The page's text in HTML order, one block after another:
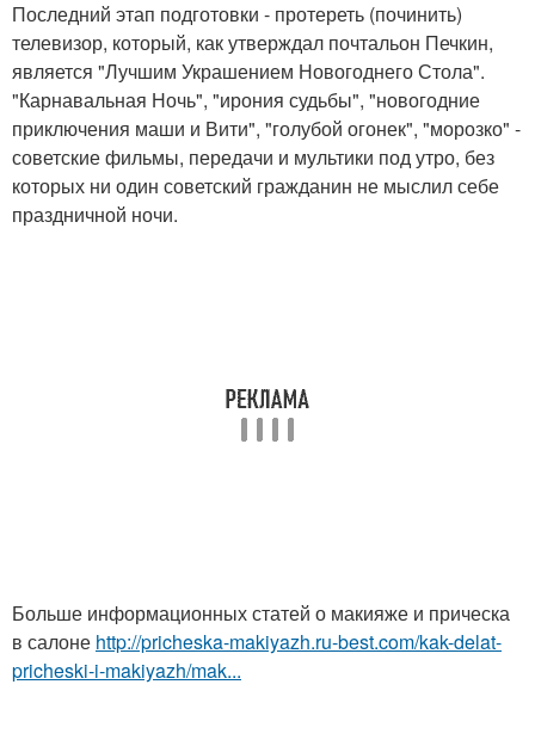
Последний этап подготовки - протереть (починить)
телевизор, который, как утверждал почтальон Печкин,
является "Лучшим Украшением Новогоднего Стола".
"Карнавальная Ночь", "ирония судьбы", "новогодние
приключения маши и Вити", "голубой огонек", "морозко" -
советские фильмы, передачи и мультики под утро, без
которых ни один советский гражданин не мыслил себе
праздничной ночи.
Больше информационных статей о макияже и прическа
в салоне http://pricheska-makiyazh.ru-best.com/kak-delat-
pricheski-i-makiyazh/mak...